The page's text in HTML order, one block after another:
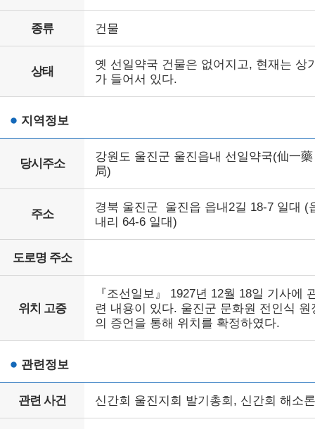
종류 건물
상태
옛 선일약국 건물은 없어지고, 현재는 상
가 들어서 있다.
지역정보
당시주소
강원도 울진군 울진읍내 선일약국(仙一藥
局)
주소
경북 울진군 울진읍 읍내2길 18-7 일대 (
내리 64-6 일대)
도로명 주소
위치 고증
『조선일보』 1927년 12월 18일 기사에
련 내용이 있다. 울진군 문화원 전인식 원
의 증언을 통해 위치를 확정하였다.
관련정보
관련 사건 신간회 울진지회 발기총회, 신간회 해소론